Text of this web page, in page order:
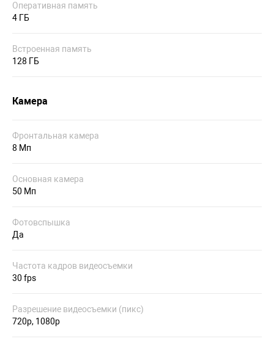
Оперативная память
4 ГБ
Встроенная память
128 ГБ
Камера
Фронтальная камера
8 Мп
Основная камера
50 Мп
Фотовспышка
Да
Частота кадров видеосъемки
30 fps
Разрешение видеосъемки (пикс)
720p, 1080p